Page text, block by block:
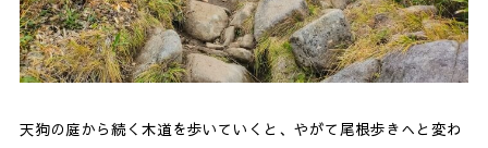
天狗の庭から続く木道を歩いていくと、やがて尾根歩きへと変わ